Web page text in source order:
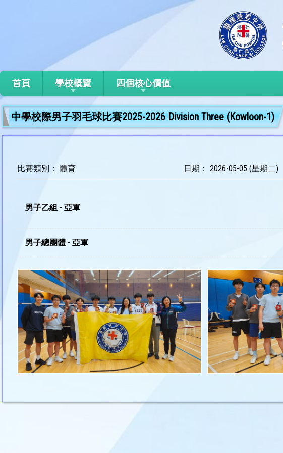
首頁 學校概覽 四個核心價值
中學校際男子羽毛球比賽2025-2026 Division Three (Kowloon-1)
比賽類別： 體育 日期： 2026-05-05 (星期二)
男子乙組 - 亞軍
男子總團體 - 亞軍